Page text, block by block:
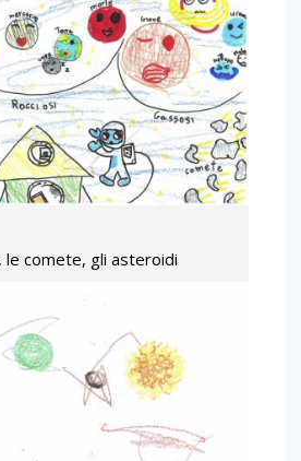
le comete, gli asteroidi